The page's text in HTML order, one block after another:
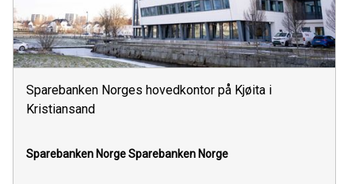
Sparebanken Norges hovedkontor på Kjøita i
Kristiansand
Sparebanken NorgeSparebanken Norge